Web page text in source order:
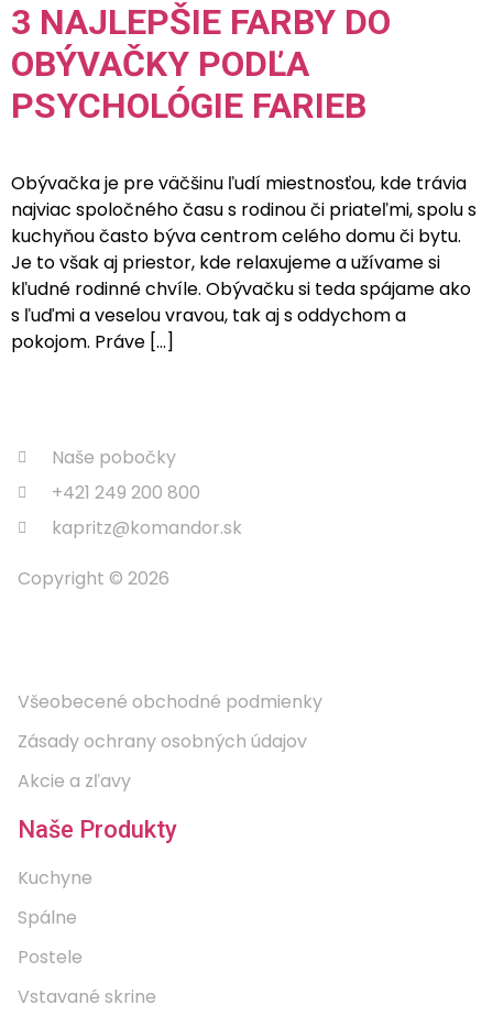
3 NAJLEPŠIE FARBY DO
OBÝVAČKY PODĽA
PSYCHOLÓGIE FARIEB
Obývačka je pre väčšinu ľudí miestnosťou, kde trávia
najviac spoločného času s rodinou či priateľmi, spolu s
kuchyňou často býva centrom celého domu či bytu.
Je to však aj priestor, kde relaxujeme a užívame si
kľudné rodinné chvíle. Obývačku si teda spájame ako
s ľuďmi a veselou vravou, tak aj s oddychom a
pokojom. Práve […]
Naše pobočky
+421 249 200 800
kapritz@komandor.sk
Copyright © 2026
Všeobecené obchodné podmienky
Zásady ochrany osobných údajov
Akcie a zľavy
Naše Produkty
Kuchyne
Spálne
Postele
Vstavané skrine